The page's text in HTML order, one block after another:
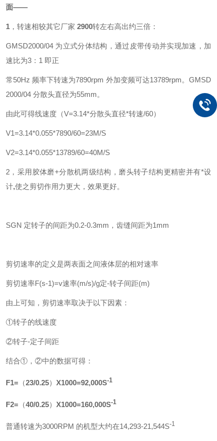
面——
1 ，转速相较其它厂家 2900转左右高出约三倍：
GMSD2000/04 为立式分体结构，通过皮带传动并实现加速，加
速比为3：1 即正
常50Hz 频率下转速为7890rpm 外加变频可达13789rpm。GMSD
2000/04 分散头直径为55mm。
由此可得线速度（V=3.14*分散头直径*转速/60）
V1=3.14*0.055*7890/60=23M/S
V2=3.14*0.055*13789/60=40M/S
2，采用胶体磨+分散机两级结构，磨头转子结构更精密并有*设
计,使之剪切作用力更大，效果更好。
SGN 定转子的间距为0.2-0.3mm，齿缝间距为1mm
剪切速率的定义是两表面之间液体层的相对速率
剪切速率F(s-1)=v速率(m/s)/g定-转子间距(m)
由上可知，剪切速率取决于以下因素：
①转子的线速度
②转子-定子间距
结合①，②中的数据可得：
F1= （23/0.25） X1000=92,000S-1
F2= （40/0.25） X1000=160,000S-1
普通转速为3000RPM 的机型大约在14,293-21,544S-1